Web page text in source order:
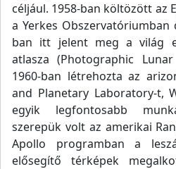
céljául. 1958-ban költözött az
a Yerkes
ban itt jelent meg a világ
atlasza (Photographic
1960-ban létrehozta az
and Planetary Laboratory-t,
egyik legfontosabb
szerepük volt az amerikai
Apollo programban a
elősegítő térképek